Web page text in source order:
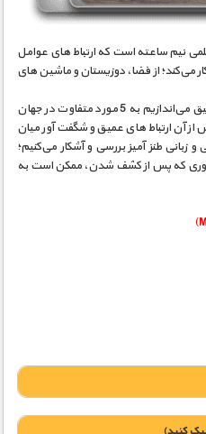
نیم‌ ساعته است که ارتباط‌ های عوامل
می‌کند؛ از فضا، دوزیستان و ماشین‌ های
در هر قسمت از این برنامه، نگاهی دقیق می‌اندازیم به 5 مورد متفاوت در جهان
از آن ارتباط‌ های عمیق و شگفت‌ آور میان
زبانی طنز آمیز بررسی و آشکار می‌کنیم؛
که پس از کشف شدن، ممکن است به